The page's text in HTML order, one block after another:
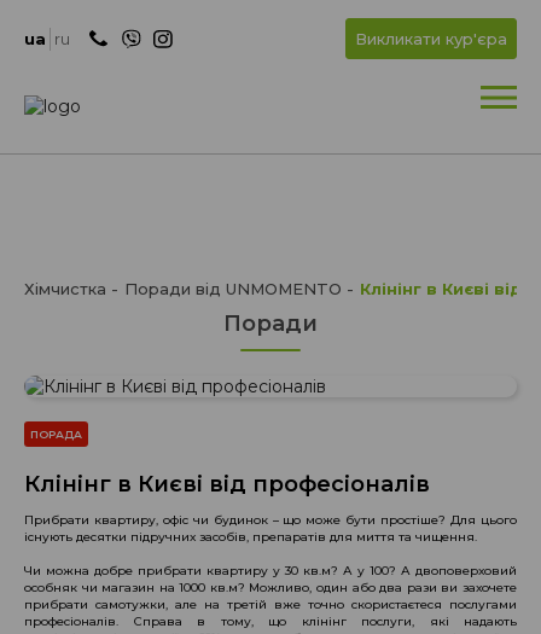
OKua ru Викликати кур'єра
Хімчистка Поради від UNMOMENTO Клінінг в Києві від
Поради
ПОРАДА
Клінінг в Києві від професіоналів
Прибрати квартиру, офіс чи будинок – що може бути простіше? Для цього
існують десятки підручних засобів, препаратів для миття та чищення.
Чи можна добре прибрати квартиру у 30 кв.м? А у 100? А двоповерховий
особняк чи магазин на 1000 кв.м? Можливо, один або два рази ви захочете
прибрати самотужки, але на третій вже точно скористаєтеся послугами
професіоналів. Справа в тому, що клінінг послуги, які надають